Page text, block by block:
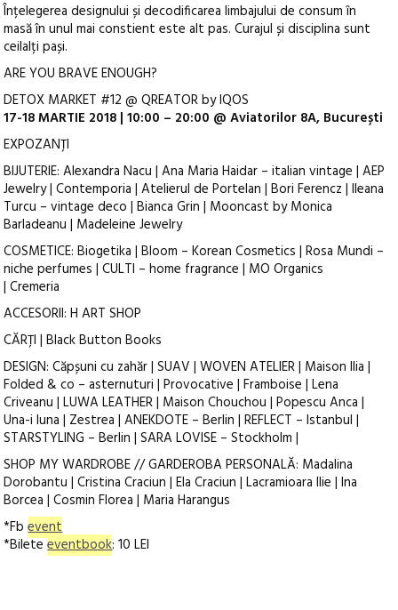
Înțelegerea designului și decodificarea limbajului de consum în
masă în unul mai constient este alt pas. Curajul și disciplina sunt
ceilalți pași.
ARE YOU BRAVE ENOUGH?
DETOX MARKET #12 @ QREATOR by IQOS
17-18 MARTIE 2018 | 10:00 – 20:00 @ Aviatorilor 8A, București
EXPOZANȚI
BIJUTERIE: Alexandra Nacu | Ana Maria Haidar – italian vintage | AEP
Jewelry | Contemporia | Atelierul de Portelan | Bori Ferencz | Ileana
Turcu – vintage deco | Bianca Grin | Mooncast by Monica
Barladeanu | Madeleine Jewelry
COSMETICE: Biogetika | Bloom – Korean Cosmetics | Rosa Mundi –
niche perfumes | CULTI – home fragrance | MO Organics
| Cremeria
ACCESORII: H ART SHOP
CĂRȚI | Black Button Books
DESIGN: Căpșuni cu zahăr | SUAV | WOVEN ATELIER | Maison Ilia |
Folded & co – asternuturi | Provocative | Framboise | Lena
Criveanu | LUWA LEATHER | Maison Chouchou | Popescu Anca |
Una-i luna | Zestrea | ANEKDOTE – Berlin | REFLECT – Istanbul |
STARSTYLING – Berlin | SARA LOVISE – Stockholm |
SHOP MY WARDROBE // GARDEROBA PERSONALĂ: Madalina
Dorobantu | Cristina Craciun | Ela Craciun | Lacramioara Ilie | Ina
Borcea | Cosmin Florea | Maria Harangus
*Fbevent
*Bileteeventbook: 10 LEI